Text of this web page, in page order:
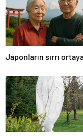
Japonların sırrı